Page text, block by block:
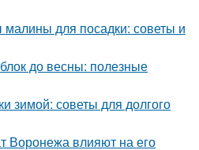
для посадки: советы и
до весны: полезные
зимой: советы для долгого
Воронежа влияют на его